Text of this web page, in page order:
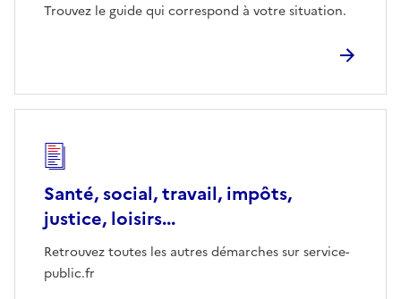
Trouvez le guide qui correspond à votre situation.
Santé, social, travail, impôts,
justice, loisirs...
Retrouvez toutes les autres démarches sur service-
public.fr